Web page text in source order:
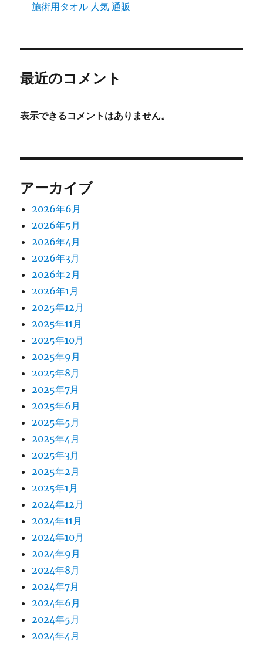
施術用タオル 人気 通販
最近のコメント
表示できるコメントはありません。
アーカイブ
2026年6月
2026年5月
2026年4月
2026年3月
2026年2月
2026年1月
2025年12月
2025年11月
2025年10月
2025年9月
2025年8月
2025年7月
2025年6月
2025年5月
2025年4月
2025年3月
2025年2月
2025年1月
2024年12月
2024年11月
2024年10月
2024年9月
2024年8月
2024年7月
2024年6月
2024年5月
2024年4月